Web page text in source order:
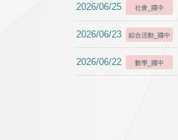
2026/06/25 社會_國中
2026/06/23 綜合活動_國中
2026/06/22 數學_國中